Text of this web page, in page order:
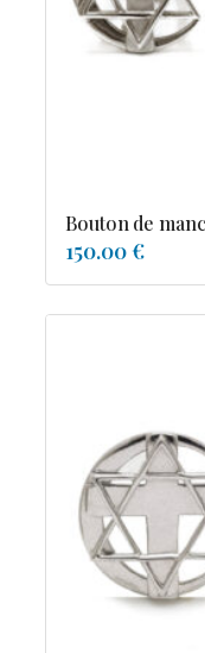
Bouton de
150.00 €